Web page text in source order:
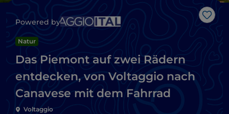
Like
Powered by
Natur
Das Piemont auf zwei Rädern
entdecken, von Voltaggio nach
Canavese mit dem Fahrrad
Voltaggio